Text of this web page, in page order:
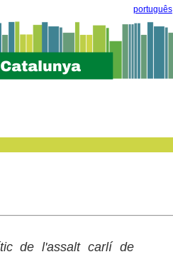
português
de l'assalt carlí de